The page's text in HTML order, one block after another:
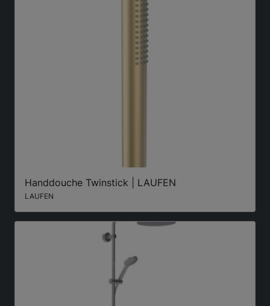
Handdouche Twinstick | LAUFEN
LAUFEN